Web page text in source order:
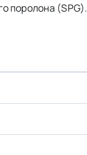
поролона (SPG).